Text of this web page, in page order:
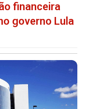
financeira
governo Lula